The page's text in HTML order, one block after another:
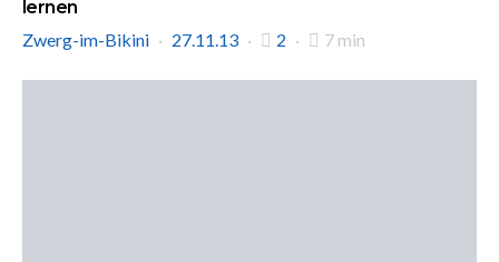
lernen
Zwerg-im-Bikini
27.11.13 2 7 min